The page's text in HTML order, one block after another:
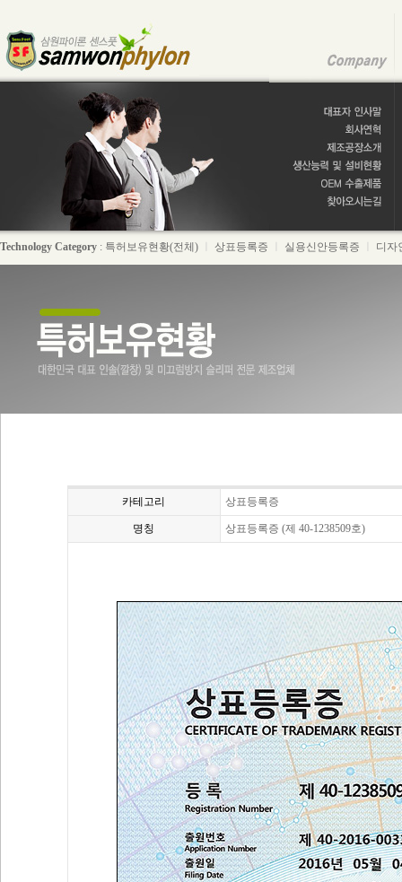
Technology Category : 특허보유현황(전체) 상표등록증 실용신안등록증 디자
카테고리 상표등록증
명칭 상표등록증 (제 40-1238509호)